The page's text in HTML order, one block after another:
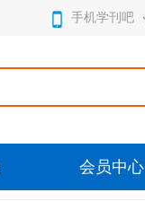
手机学刊吧
会员中心